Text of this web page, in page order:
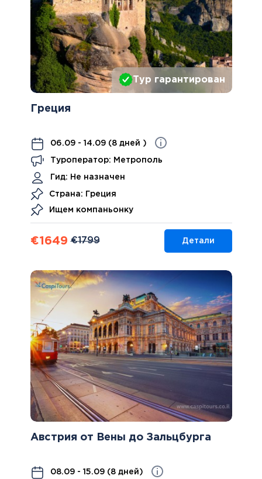
Тур гарантирован
Греция
06.09 - 14.09 (8 дней )
Туроператор: Метрополь
Гид: Не назначен
Страна: Греция
Ищем компаньонку
€1649 €1799 Детали
Австрия от Вены до Зальцбурга
08.09 - 15.09 (8 дней)